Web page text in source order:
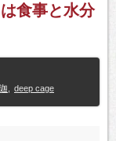
食事と水分
deep cage